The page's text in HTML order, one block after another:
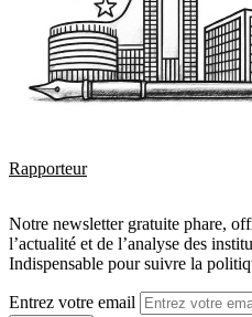
Rapporteur
Notre newsletter gratuite phare,
l’actualité et de l’analyse des
Indispensable pour suivre la
Entrez votre email